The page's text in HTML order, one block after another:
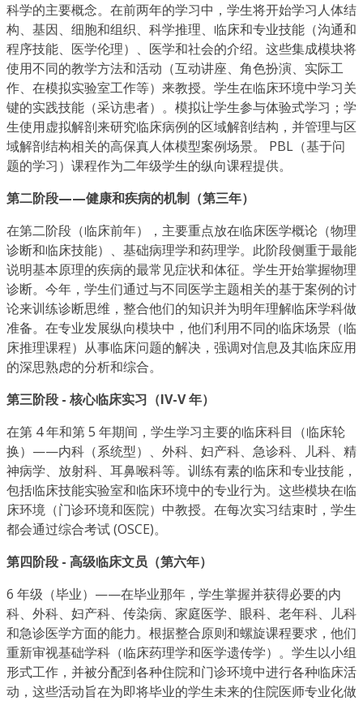
科学的主要概念。在前两年的学习中，学生将开始学习人体结
构、基因、细胞和组织、科学推理、临床和专业技能（沟通和
程序技能、医学伦理）、医学和社会的介绍。这些集成模块将
使用不同的教学方法和活动（互动讲座、角色扮演、实际工
作、在模拟实验室工作等）来教授。学生在临床环境中学习关
键的实践技能（采访患者）。模拟让学生参与体验式学习；学
生使用虚拟解剖来研究临床病例的区域解剖结构，并管理与区
域解剖结构相关的高保真人体模型案例场景。 PBL（基于问
题的学习）课程作为二年级学生的纵向课程提供。
第二阶段——健康和疾病的机制（第三年）
在第二阶段（临床前年），主要重点放在临床医学概论（物理
诊断和临床技能）、基础病理学和药理学。此阶段侧重于最能
说明基本原理的疾病的最常见症状和体征。学生开始掌握物理
诊断。今年，学生们通过与不同医学主题相关的基于案例的讨
论来训练诊断思维，整合他们的知识并为明年理解临床学科做
准备。在专业发展纵向模块中，他们利用不同的临床场景（临
床推理课程）从事临床问题的解决，强调对信息及其临床应用
的深思熟虑的分析和综合。
第三阶段 - 核心临床实习（IV-V 年）
在第 4 年和第 5 年期间，学生学习主要的临床科目（临床轮
换）——内科（系统型）、外科、妇产科、急诊科、儿科、精
神病学、放射科、耳鼻喉科等。训练有素的临床和专业技能，
包括临床技能实验室和临床环境中的专业行为。这些模块在临
床环境（门诊环境和医院）中教授。在每次实习结束时，学生
都会通过综合考试 (OSCE)。
第四阶段 - 高级临床文员（第六年）
6 年级（毕业）——在毕业那年，学生掌握并获得必要的内
科、外科、妇产科、传染病、家庭医学、眼科、老年科、儿科
和急诊医学方面的能力。根据整合原则和螺旋课程要求，他们
重新审视基础学科（临床药理学和医学遗传学）。学生以小组
形式工作，并被分配到各种住院和门诊环境中进行各种临床活
动，这些活动旨在为即将毕业的学生未来的住院医师专业化做